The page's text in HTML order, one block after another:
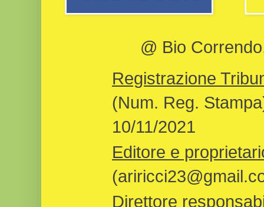
@ Bio
Registrazione
(Num. Reg.
10/11/2021
Editore e
Direttore